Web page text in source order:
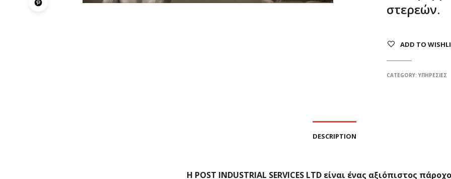
στερεών.
ADD TO
CATEGORY:ΥΠΗΡΕΣΊΕΣ
DESCRIPTION
Η POST INDUSTRIAL SERVICES LTD είναι ένας αξιόπιστος